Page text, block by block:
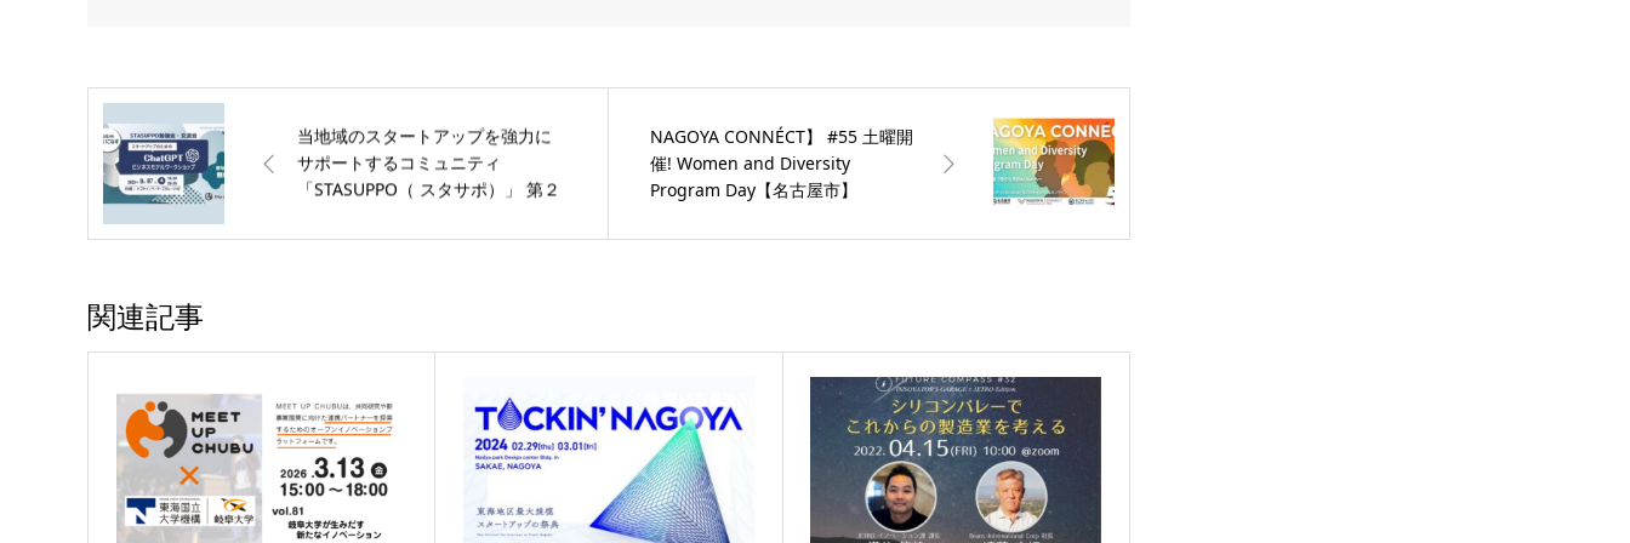
当地域のスタートアップを強力に
サポートするコミュニティ
「STASUPPO（ スタサポ）」 第２
のChatGPTビジネスモデルワーク
NAGOYA CONNÉCT】 #55 土曜開
催! Women and Diversity
Program Day【名古屋市】
関連記事